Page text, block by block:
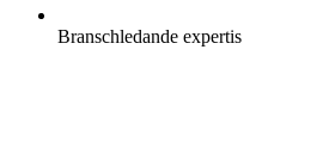
Branschledande expertis